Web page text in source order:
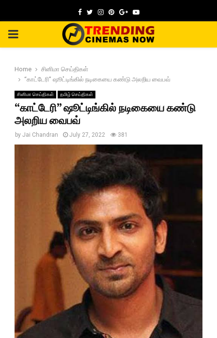
Facebook
TwitterInstagram
Pinterest
GoogleYoutube
PRIMARY
Home
சினிமா செய்திகள்
“காட்டேரி” ஷூட்டிங்கில் நடிகையை கண்டு அலறிய வைபவ்
சினிமா செய்திகள் தமிழ் செய்திகள்
“காட்டேரி” ஷூட்டிங்கில் நடிகையை கண்டு
அலறிய வைபவ்
by Jai Chandran July 27, 2022 381